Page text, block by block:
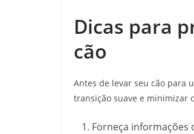
Dicas para
cão
Antes de levar seu cão para
transição suave e minimizar
Forneça